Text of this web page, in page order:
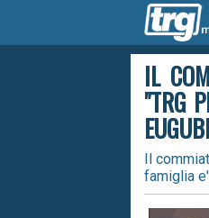
IL
"TRG
Il
famiglia